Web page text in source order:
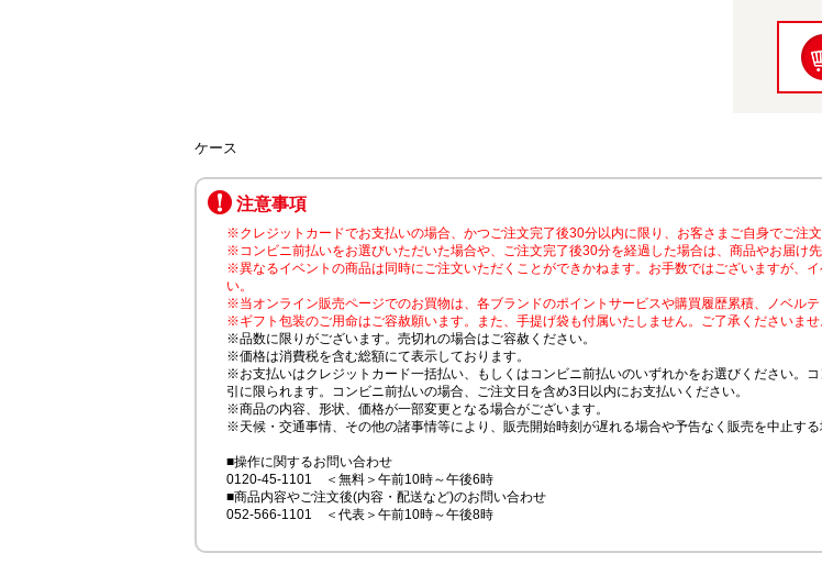
ケース
注意事項
※クレジットカードでお支払いの場合、かつご注文完了後30分以内に限り、お客さまご自身でご注
※コンビニ前払いをお選びいただいた場合や、ご注文完了後30分を経過した場合は、商品やお届け
※異なるイベントの商品は同時にご注文いただくことができかねます。お手数ではございますが、
い。
※当オンライン販売ページでのお買物は、各ブランドのポイントサービスや購買履歴累積、ノベルテ
※ギフト包装のご用命はご容赦願います。また、手提げ袋も付属いたしません。ご了承くださいませ
※品数に限りがございます。売切れの場合はご容赦ください。
※価格は消費税を含む総額にて表示しております。
※お支払いはクレジットカード一括払い、もしくはコンビニ前払いのいずれかをお選びください。
引に限られます。コンビニ前払いの場合、ご注文日を含め3日以内にお支払いください。
※商品の内容、形状、価格が一部変更となる場合がございます。
※天候・交通事情、その他の諸事情等により、販売開始時刻が遅れる場合や予告なく販売を中止する
■操作に関するお問い合わせ
0120-45-1101 ＜無料＞午前10時～午後6時
■商品内容やご注文後(内容・配送など)のお問い合わせ
052-566-1101 ＜代表＞午前10時～午後8時